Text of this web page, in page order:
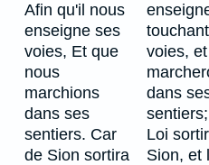
Afin qu'il nous
enseigne ses
voies, Et que
nous
marchions
dans ses
sentiers. Car
de Sion sortira
voies,
dans
Loi
Sion, et